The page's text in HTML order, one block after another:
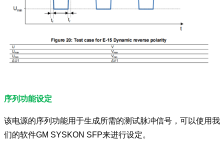
序列功能设定
该电源的序列功能用于生成所需的测试脉冲信号，可以使用我
们的软件GM SYSKON SFP来进行设定。